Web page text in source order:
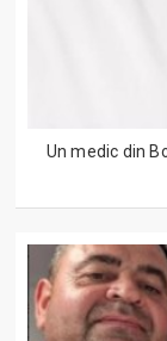
Un medic din